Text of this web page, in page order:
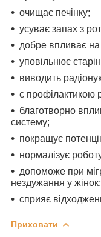
очищає печінку;
усуває запах з
добре впливає
уповільнює
виводить
є профілактикою
благотворно
систему;
покращує
нормалізує
допоможе при
нездужання у жінок;
сприяє
Приховати